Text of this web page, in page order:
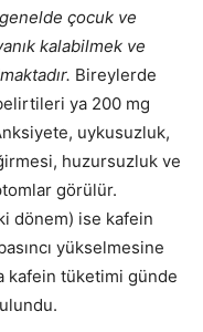
çocuk ve
kalabilmek ve
Bireylerde
ya 200 mg
uykusuzluk,
huzursuzluk ve
görülür.
dönem) ise kafein
yükselmesine
kafein tüketimi günde